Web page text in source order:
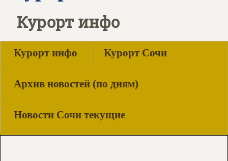
Курорт инфо
Курорт инфо Курорт Сочи
Архив новостей (по дням)
Новости Сочи текущие